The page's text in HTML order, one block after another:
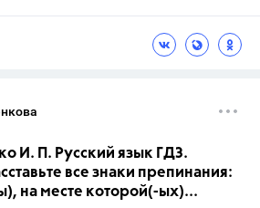
И. П. Русский язык ГДЗ.
все знаки препинания:
на месте которой(-ых)...